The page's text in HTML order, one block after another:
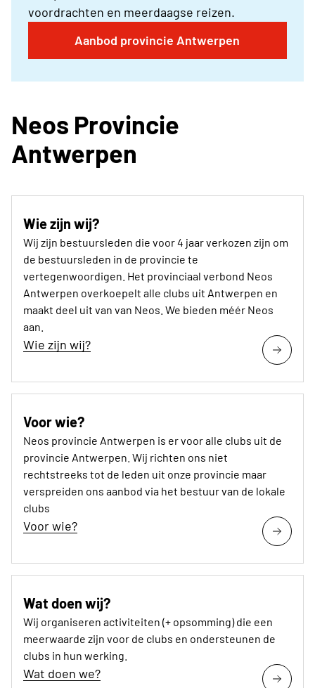
voordrachten en meerdaagse reizen.
Aanbod provincie Antwerpen
Neos Provincie
Antwerpen
Wie zijn wij?
Wij zijn bestuursleden die voor 4 jaar verkozen zijn om
de bestuursleden in de provincie te
vertegenwoordigen. Het provinciaal verbond Neos
Antwerpen overkoepelt alle clubs uit Antwerpen en
maakt deel uit van van Neos. We bieden méér Neos
aan.
Wie zijn wij?
Voor wie?
Neos provincie Antwerpen is er voor alle clubs uit de
provincie Antwerpen. Wij richten ons niet
rechtstreeks tot de leden uit onze provincie maar
verspreiden ons aanbod via het bestuur van de lokale
clubs
Voor wie?
Wat doen wij?
Wij organiseren activiteiten (+ opsomming) die een
meerwaarde zijn voor de clubs en ondersteunen de
clubs in hun werking.
Wat doen we?